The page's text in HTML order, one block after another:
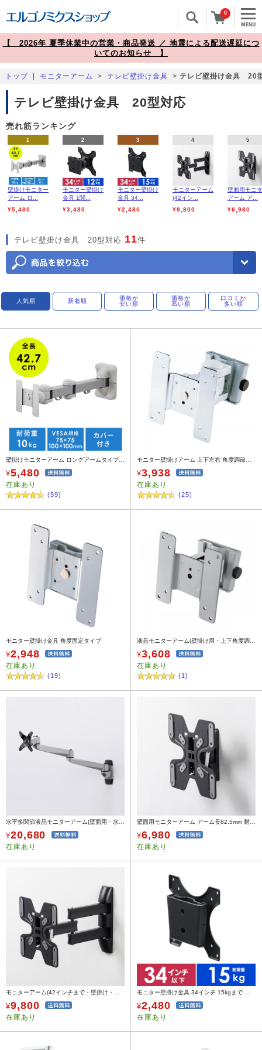
0
【 2026年 夏季休業中の営業・商品発送 ／ 地震による配送遅延につ
いてのお知らせ 】
トップ モニターアーム > テレビ壁掛け金具 > テレビ壁掛け金具 20
テレビ壁掛け金具 20型対応
売れ筋ランキング
1
壁掛けモニター
アーム ロ...
¥5,480
2
モニター壁掛け
金具 1関...
¥3,480
3
モニター壁掛け
金具 34...
¥2,480
4
モニターアーム
(42イン...
¥9,800
5
壁面用モニ
アーム ア...
¥6,980
テレビ壁掛け金具 20型対応 11件
人気順 新着順
価格が
安い順
価格が
高い順
口コミが
多い順
壁掛けモニターアーム ロングアームタイプ 100-LA014
¥5,480
在庫あり
(59)
¥3,938
在庫あり
(25)
モニター壁掛け金具 角度固定タイプ
¥2,948
在庫あり
(19)
¥3,608
在庫あり
(1)
¥20,680
在庫あり
¥6,980
在庫あり
¥9,800
在庫あり
¥2,480
在庫あり